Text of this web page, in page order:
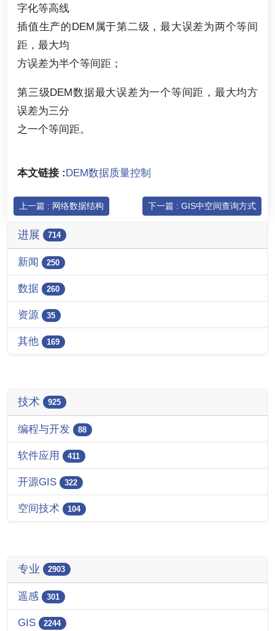
字化等高线
插值生产的DEM属于第二级，最大误差为两个等间
距，最大均
方误差为半个等间距；
第三级DEM数据最大误差为一个等间距，最大均方
误差为三分
之一个等间距。
本文链接 :DEM数据质量控制
上一篇 : 网络数据结构 下一篇 : GIS中空间查询方式
进展 714
新闻 250
数据 260
资源 35
其他 169
技术 925
编程与开发 88
软件应用 411
开源GIS 322
空间技术 104
专业 2903
遥感 301
GIS 2244